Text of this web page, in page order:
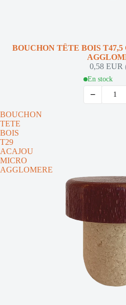
BOUCHON TÊTE BOIS
0,58 EUR
En stock
−
BOUCHON
TETE
BOIS
T29
ACAJOU
MICRO
AGGLOMERE